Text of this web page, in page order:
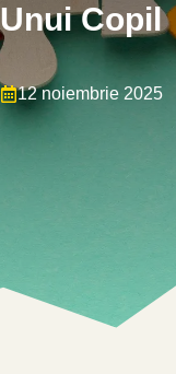
Unui Copil
12 noiembrie 2025